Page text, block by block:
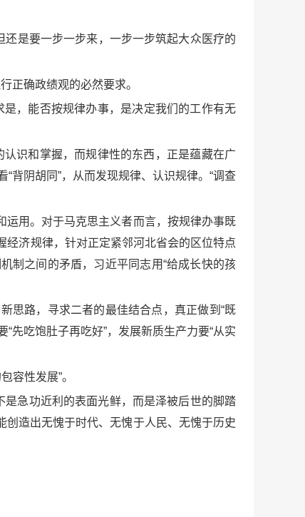
是要一步一步来，一步一步筑起大众医疗的
正确政绩观的必然要求。
，能否按规律办事，是决定我们的工作有无
识和掌握，而规律性的东西，正是蕴藏在广
背阴胡同”，从而发现规律、认识规律。“调查
用。对于马克思主义者而言，按规律办事既
经济规律，针对正定紧邻河北省会的区位特点
制之间的矛盾，习近平同志用“给成长快的孩
路，寻求二者的最佳结合点，真正做到“既
先吃饱肚子再吃好”，发展新质生产力要“从实
容性发展”。
急功近利的表面光鲜，而是泽被后世的脚踏
创造出无愧于时代、无愧于人民、无愧于历史